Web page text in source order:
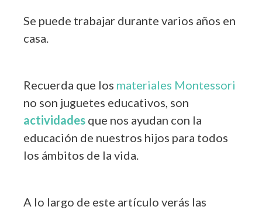
Se puede trabajar durante varios años en
casa.
Recuerda que los materiales Montessori
no son juguetes educativos, son
actividades que nos ayudan con la
educación de nuestros hijos para todos
los ámbitos de la vida.
A lo largo de este artículo verás las